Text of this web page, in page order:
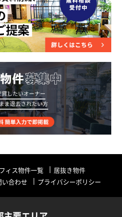
ィス物件一覧
居抜き物件
い合わせ プライバシーポリシー